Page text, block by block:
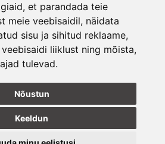
et parandada teie
meie veebisaidil, näidata
sisu ja sihitud reklaame,
liiklust ning mõista,
tulevad.
Nõustun
Keeldun
E-POOD
KAUPLUSED